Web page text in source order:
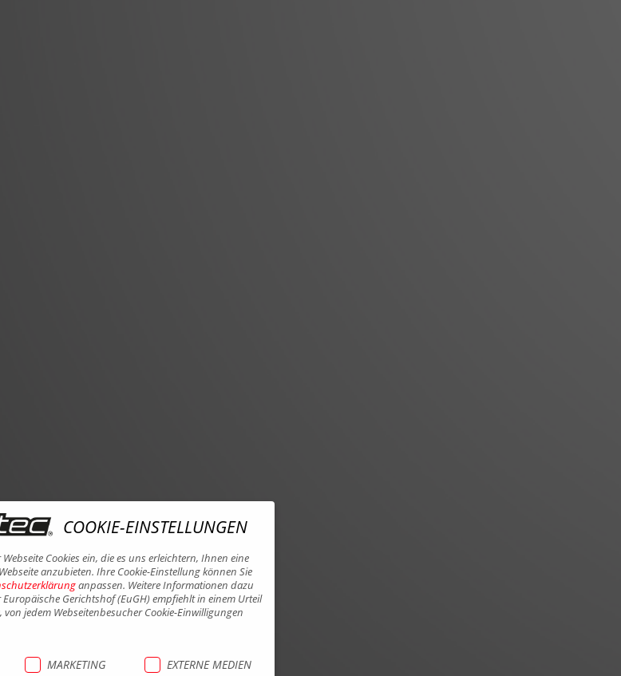
COOKIE-EINSTELLUNGEN
Cookies ein, die es uns erleichtern, Ihnen eine
anzubieten. Ihre Cookie-Einstellung können Sie
anpassen. Weitere Informationen dazu
Europäische Gerichtshof (EuGH) empfiehlt in einem Urteil
von jedem Webseitenbesucher Cookie-Einwilligungen
MARKETING EXTERNE MEDIEN